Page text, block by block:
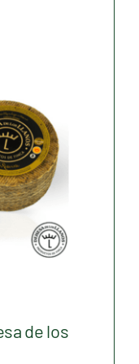
de los